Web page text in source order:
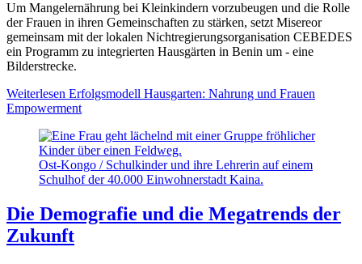
Um Mangelernährung bei Kleinkindern vorzubeugen und die Rolle
der Frauen in ihren Gemeinschaften zu stärken, setzt Misereor
gemeinsam mit der lokalen Nichtregierungsorganisation CEBEDES
ein Programm zu integrierten Hausgärten in Benin um - eine
Bilderstrecke.
Weiterlesen Erfolgsmodell Hausgarten: Nahrung und Frauen
Empowerment
Ost-Kongo / Schulkinder und ihre Lehrerin auf einem
Schulhof der 40.000 Einwohnerstadt Kaina.
Die Demografie und die Megatrends der
Zukunft